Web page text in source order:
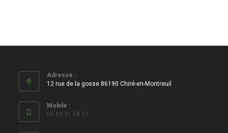
Adresse :
12 rue de la gosse 86190 Chiré-en-Montreuil
Mobile :
06 83 31 58 07